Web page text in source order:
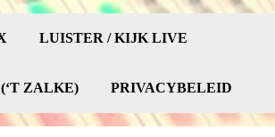
LUISTER / KIJK LIVE
ZALKE) PRIVACYBELEID